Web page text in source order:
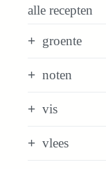
alle recepten
groente
noten
vis
vlees